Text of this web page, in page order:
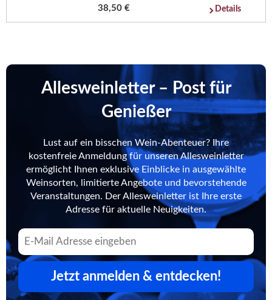
38,50 € Details
Allesweinletter – Post für
Genießer
Lust auf ein bisschen Wein-Abenteuer? Ihre
kostenfreie Anmeldung für unseren Allesweinletter
ermöglicht Ihnen exklusive Einblicke in ausgewählte
Weinsorten, limitierte Angebote und bevorstehende
Veranstaltungen. Der Allesweinletter ist Ihre erste
Adresse für aktuelle Neuigkeiten.
Jetzt anmelden & entdecken!